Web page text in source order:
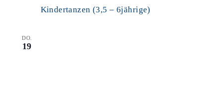
Kindertanzen (3,5 – 6jährige)
DO.
19